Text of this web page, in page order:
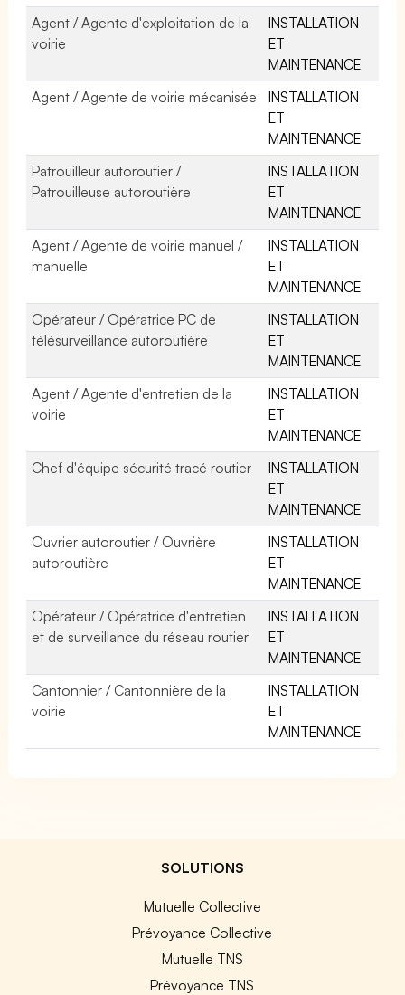
Agent / Agente d'exploitation de la
voirie
INSTALLATION
ET
MAINTENANCE
Agent / Agente de voirie mécanisée
INSTALLATION
ET
MAINTENANCE
Patrouilleur autoroutier /
Patrouilleuse autoroutière
INSTALLATION
ET
MAINTENANCE
Agent / Agente de voirie manuel /
manuelle
INSTALLATION
ET
MAINTENANCE
Opérateur / Opératrice PC de
télésurveillance autoroutière
INSTALLATION
ET
MAINTENANCE
Agent / Agente d'entretien de la
voirie
INSTALLATION
ET
MAINTENANCE
Chef d'équipe sécurité tracé routier
INSTALLATION
ET
MAINTENANCE
Ouvrier autoroutier / Ouvrière
autoroutière
INSTALLATION
ET
MAINTENANCE
Opérateur / Opératrice d'entretien
et de surveillance du réseau routier
INSTALLATION
ET
MAINTENANCE
Cantonnier / Cantonnière de la
voirie
INSTALLATION
ET
MAINTENANCE
SOLUTIONS
Mutuelle Collective
Prévoyance Collective
Mutuelle TNS
Prévoyance TNS